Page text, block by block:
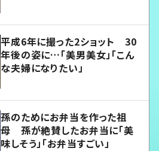
平成6年に撮った2ショット 30
年後の姿に…「美男美女」「こん
な夫婦になりたい」
孫のためにお弁当を作った祖
母 孫が絶賛したお弁当に「美
味しそう」「お弁当すごい」